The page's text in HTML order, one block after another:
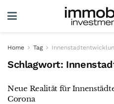
Home Tag
Schlagwort:
Neue Realität für
Corona